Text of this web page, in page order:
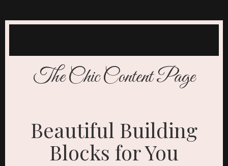
The Chic Content Page
Beautiful Building
Blocks for You